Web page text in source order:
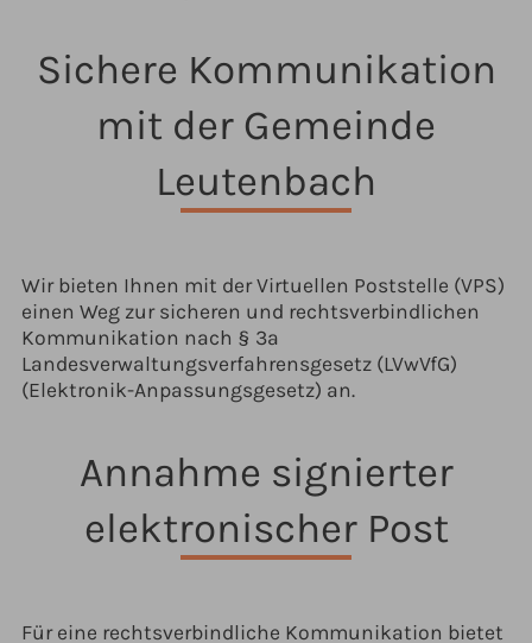
Sichere Kommunikation
mit der Gemeinde
Leutenbach
Wir bieten Ihnen mit der Virtuellen Poststelle (VPS)
einen Weg zur sicheren und rechtsverbindlichen
Kommunikation nach § 3a
Landesverwaltungsverfahrensgesetz (LVwVfG)
(Elektronik-Anpassungsgesetz) an.
Annahme signierter
elektronischer Post
Für eine rechtsverbindliche Kommunikation bietet